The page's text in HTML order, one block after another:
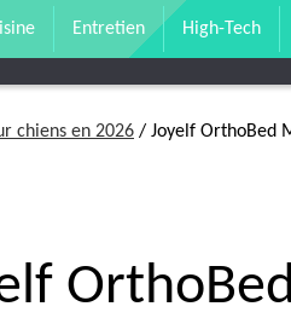
Entretien High-Tech
chiens en 2026 / Joyelf OrthoBed